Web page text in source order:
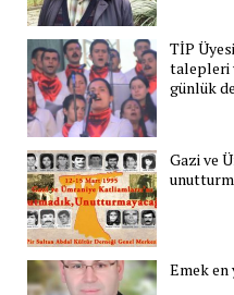
TİP
talepleri
günlük
Gazi ve
Emek en